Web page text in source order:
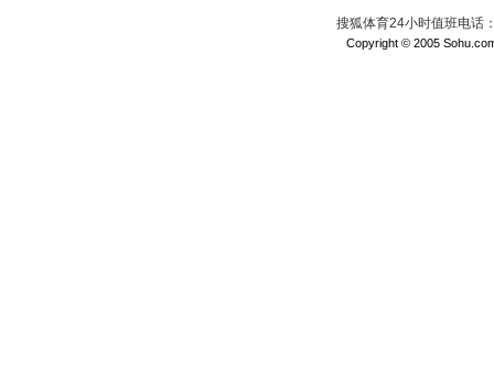
搜狐体育24小时值班电话
Copyright © 2005